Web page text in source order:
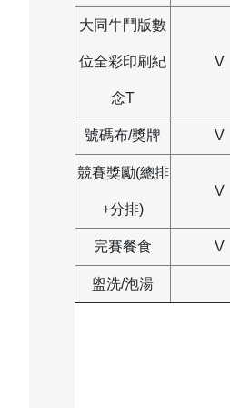
大同牛鬥版數
位全彩印刷紀
念T
V
號碼布/獎牌 V
競賽獎勵(總排
+分排)
V
完賽餐食 V
盥洗/泡湯